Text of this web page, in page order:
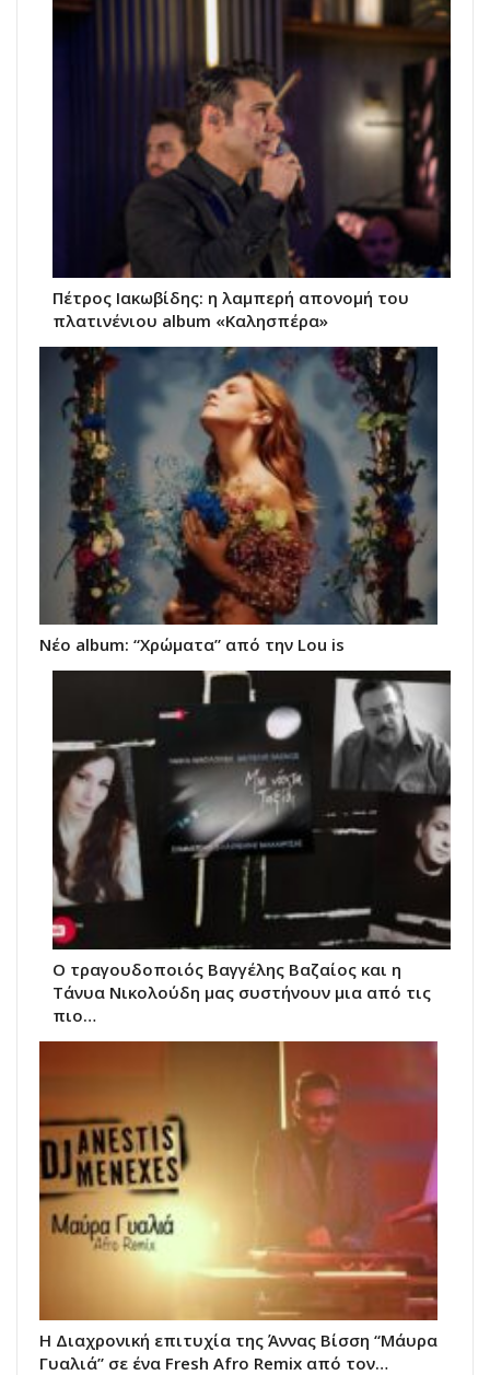
Πέτρος Ιακωβίδης: η λαμπερή απονομή του
πλατινένιου album «Καλησπέρα»
Νέο album: “Χρώματα” από την Lou is
Ο τραγουδοποιός Βαγγέλης Βαζαίος και η
Τάνυα Νικολούδη μας συστήνουν μια από τις
πιο…
Η Διαχρονική επιτυχία της Άννας Βίσση “Μάυρα
Γυαλιά” σε ένα Fresh Afro Remix από τον…